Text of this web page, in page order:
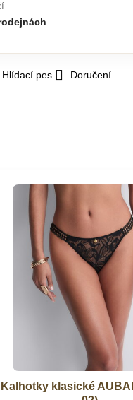
Hlídací pes Doručení
Kalhotky klasické